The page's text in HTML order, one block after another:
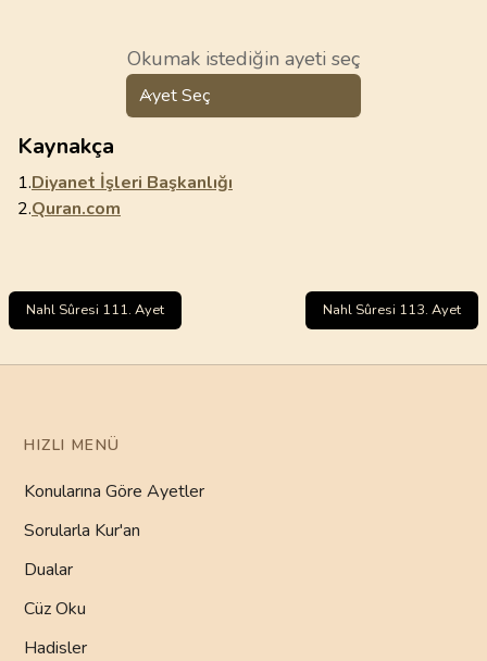
Okumak istediğin ayeti seç
Ayet Seç
Kaynakça
1.Diyanet İşleri Başkanlığı
2.Quran.com
Nahl Sûresi 111. Ayet Nahl Sûresi 113. Ayet
HIZLI MENÜ
Konularına Göre Ayetler
Sorularla Kur'an
Dualar
Cüz Oku
Hadisler